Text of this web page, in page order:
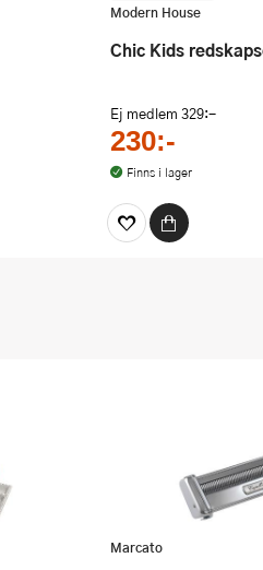
Modern House
Chic Kids
Ej medlem 329:-
230:-
Finns i lager
Marcato